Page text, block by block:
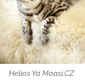
Helios Yá Moasi,CZ